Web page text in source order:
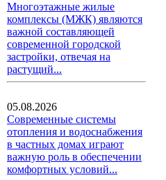
Многоэтажные жилые
комплексы (МЖК) являются
важной составляющей
современной городской
застройки, отвечая на
растущий...
05.08.2026
Современные системы
отопления и водоснабжения
в частных домах играют
важную роль в обеспечении
комфортных условий...